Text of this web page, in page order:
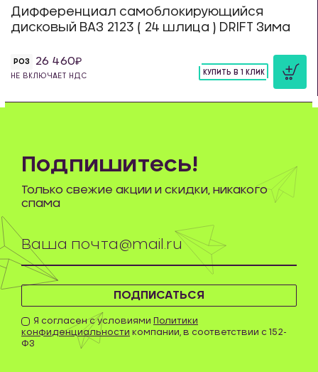
Дифференциал самоблокирующийся
дисковый ВАЗ 2123 ( 24 шлица ) DRIFT Зима
РОЗ 26 460
НЕ ВКЛЮЧАЕТ НДС
КУПИТЬ В 1 КЛИК
ПОДПИСАТЬСЯ
Я согласен с условиями Политики
конфиденциальности компании, в соответствии с 152-
ФЗ
Подпишитесь!
Только свежие акции и скидки, никакого
спама